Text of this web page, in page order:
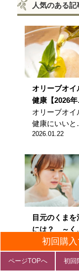
人気のある記
オリーブオイ
健康【2026
オリーブオイ
健康にいい
2026.01.22
目元のくまを
には？ ～
疲れた印象
た印象を与
2026.04.05
初回購
ページTOPへ 初回